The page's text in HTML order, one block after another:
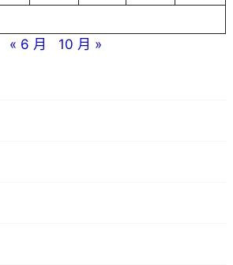
« 6 月
10 月 »